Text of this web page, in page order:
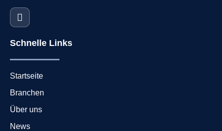
Schnelle Links
Startseite
Branchen
Über uns
News